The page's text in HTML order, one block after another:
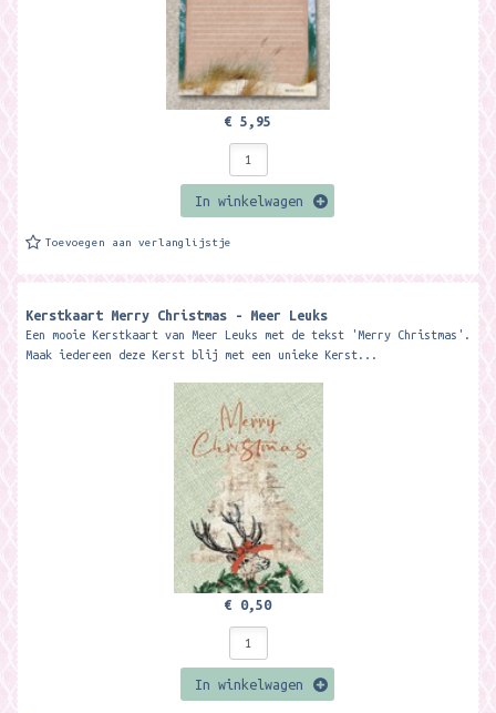
€ 5,95
In winkelwagen
Toevoegen aan verlanglijstje
Kerstkaart Merry Christmas - Meer Leuks
Een mooie Kerstkaart van Meer Leuks met de tekst 'Merry Christmas'.
Maak iedereen deze Kerst blij met een unieke Kerst...
€ 0,50
In winkelwagen